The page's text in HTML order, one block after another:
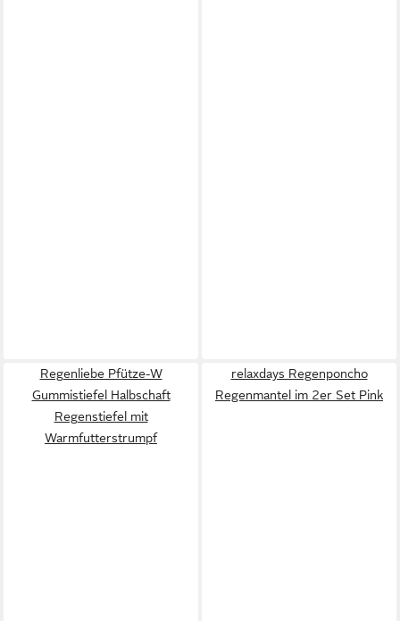
Regenliebe Pfütze-W
Gummistiefel Halbschaft
Regenstiefel mit
Warmfutterstrumpf
relaxdays Regenponcho
Regenmantel im 2er Set Pink